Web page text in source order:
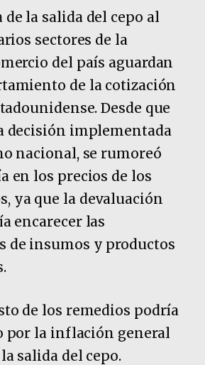
de la salida del cepo al
sectores de la
del país aguardan
de la cotización
Desde que
decisión implementada
nacional, se rumoreó
en los precios de los
ya que la devaluación
encarecer las
de insumos y productos
de los remedios podría
por la inflación general
salida del cepo.